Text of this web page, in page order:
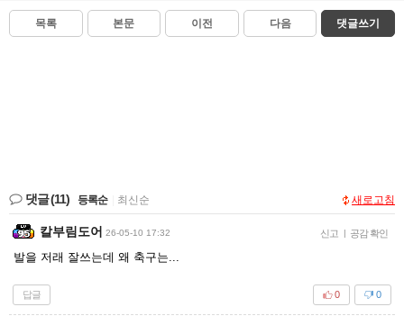
목록 본문 이전 다음 댓글쓰기
댓글(11) 등록순 최신순 새로고침
칼부림도어 26-05-10 17:32 신고 | 공감 확인
발을 저래 잘쓰는데 왜 축구는...
답글 0
0